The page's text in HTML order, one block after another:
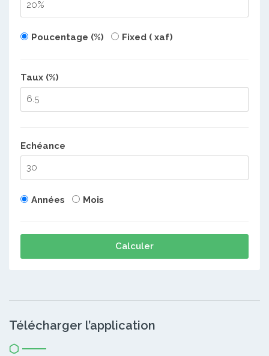
Poucentage (%) Fixed ( xaf)
Taux (%)
Echéance
Années Mois
Calculer
Télécharger l’application